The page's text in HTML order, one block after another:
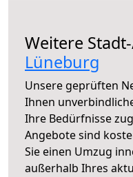
Weitere
Lüneburg
Unsere geprüften
Ihnen
Ihre Bedürfnisse
Angebote sind
Sie einen Umzug
außerhalb Ihres